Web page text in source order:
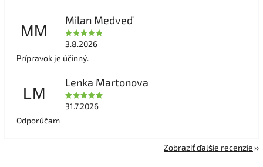
MM
Milan Medveď
3.8.2026
Prípravok je účinný.
LM
Lenka Martonova
31.7.2026
Odporúčam
Zobraziť ďalšie recenzie